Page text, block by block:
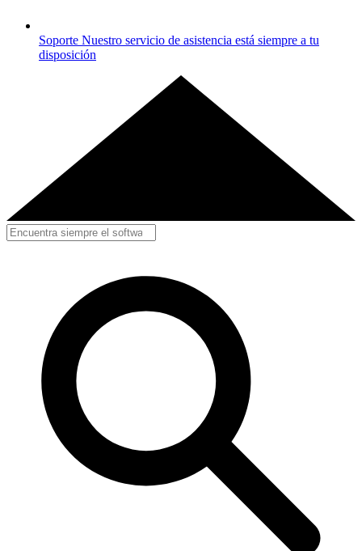
Soporte Nuestro servicio de asistencia está siempre a tu
disposición